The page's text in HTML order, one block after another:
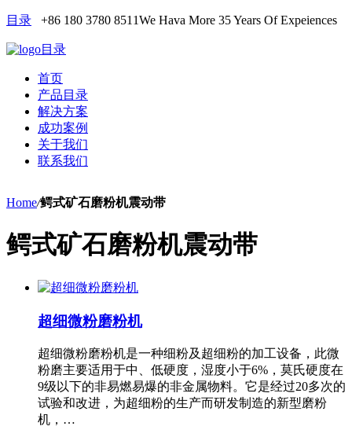
目录 +86 180 3780 8511We Hava More 35 Years Of Expeiences
目录
首页
产品目录
解决方案
成功案例
关于我们
联系我们
Home/鳄式矿石磨粉机震动带
鳄式矿石磨粉机震动带
超细微粉磨粉机
超细微粉磨粉机是一种细粉及超细粉的加工设备，此微
粉磨主要适用于中、低硬度，湿度小于6%，莫氏硬度在
9级以下的非易燃易爆的非金属物料。它是经过20多次的
试验和改进，为超细粉的生产而研发制造的新型磨粉
机，…